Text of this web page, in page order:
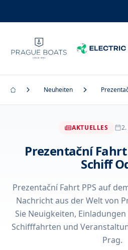
Neuheiten
AKTUELLES 2.
Prezentační Fahrt
Schiff
Prezentační Fahrt PPS auf
Nachricht aus der Welt von
Sie Neuigkeiten,
Schifffahrten und
Prag.